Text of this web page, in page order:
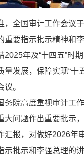
全国审计工作会议于
重要指示批示精神和
年及“十四五”时
发展，保障实现“十
。
务院高度重视审计工
大问题作出重要批示
汇报，对做好2026年
示批示和李强总理的